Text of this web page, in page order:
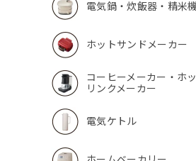
電気鍋・炊飯器・精米機
ホットサンドメーカー
コーヒーメーカー・ホ
リンクメーカー
電気ケトル